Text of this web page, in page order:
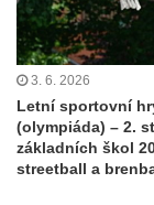
3. 6. 2026
Letní sportovní
(olympiáda) – 2.
základních škol
streetball a